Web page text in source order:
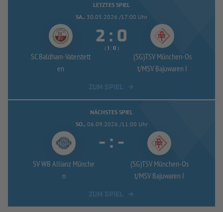
LETZTES SPIEL
SA.. 30.05.2026 /17:00 Uhr
SC Baldham-Vaterstett
en
 : 
(  :  )
(SG)TSV München-Os
t/MSV Bajuwaren I
NÄCHSTES SPIEL
SO.. 06.09.2026 /11:00 Uhr
SV WB Allianz Münche
n
- : -
(SG)TSV München-Os
t/MSV Bajuwaren I